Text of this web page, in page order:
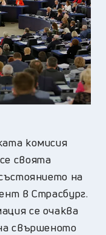
комисия
своята
на
в Страсбург.
се очаква
свършеното